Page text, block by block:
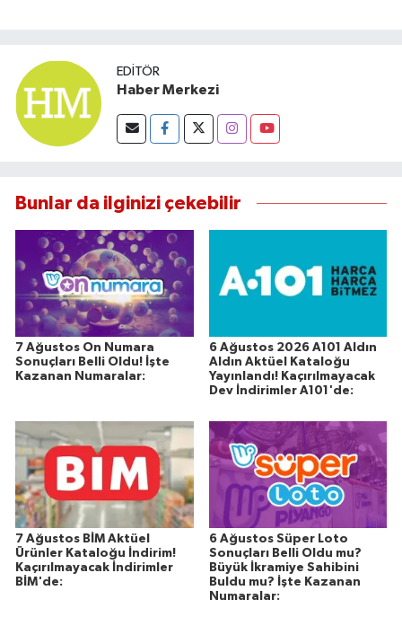
EDITÖR
Haber Merkezi
Bunlar da ilginizi çekebilir
7 Ağustos On Numara
Sonuçları Belli Oldu! İşte
Kazanan Numaralar:
6 Ağustos 2026 A101 Aldın
Aldın Aktüel Kataloğu
Yayınlandı! Kaçırılmayacak
Dev İndirimler A101'de:
7 Ağustos BİM Aktüel
Ürünler Kataloğu İndirim!
Kaçırılmayacak İndirimler
BİM'de:
6 Ağustos Süper Loto
Sonuçları Belli Oldu mu?
Büyük İkramiye Sahibini
Buldu mu? İşte Kazanan
Numaralar: